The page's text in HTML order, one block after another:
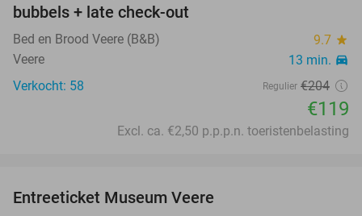
bubbels + late check-out
Bed en Brood Veere (B&B) 9.7 star
Veere 13 min. directions_car
Verkocht: 58 Regulier €204
€119
Excl. ca. €2,50 p.p.p.n. toeristenbelasting
Entreeticket Museum Veere